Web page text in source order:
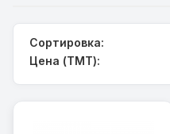
Сортировка:
Цена (TMT):